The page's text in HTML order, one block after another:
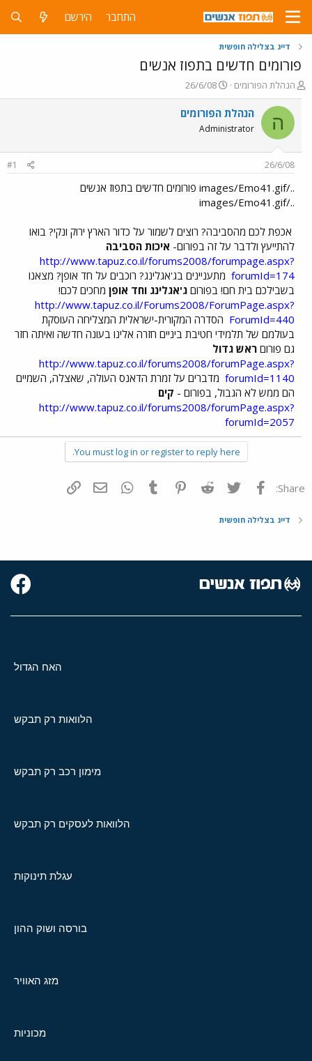
התחבר הירשם
דייג בצלילה חופשית
פורומים חדשים בתפוז אנשים
פ
ו
ת
ח
ה
ש
הנהלת הפורומים
פ
ו
ר
ם
ר
י
ך
26/6/08
ה הנהלת הפורומים
Administrator
26/6/08
#1
../images/Emo41.gif פורומים חדשים בתפוז אנשים
../images/Emo41.gif
אכפת לכם מהסביבה? רוצים לשמור על כדור הארץ ירוק ונקי? בואו
להתייעץ ולדבר על זה בפורום- איכות הסביבה
http://www.tapuz.co.il/forums2008/forumpage.aspx?
forumId=174 מתעניינים בג'אגלינג? רוכבים על חד אופן? מצאנו
בשבילכם בית חם! בפורום ג'אגלינג וחד אופן מחכים לכם!
http://www.tapuz.co.il/Forums2008/ForumPage.aspx?
ForumId=440 הסדרה המקורית-ישראלית המצליחה העוסקת
בעולמם של תלמידי חטיבת ביניים חזרה אלינו בעונה חדשה ואיתה חזר
גם פורום ראש גדול
http://www.tapuz.co.il/forums2008/forumPage.aspx?
forumId=1140 מדברים על זמרת הדאנס העולה, שאצלה, השמיים
הם ממש לא הגבול, בפורום - קים
http://www.tapuz.co.il/forums2008/forumPage.aspx?
forumId=2057
You must log in or register to reply here.
Share: פייסבוק Twitter
Reddit
Pinterest
Tumblr
WhatsAppדואר אלקטרוני
דייג בצלילה חופשית
האח הגדול
הלוואות רק תבקש
מימון רכב רק תבקש
הלוואות לעסקים רק תבקש
עגלת תינוקות
בורסה ושוק ההון
מזג האוויר
מכוניות